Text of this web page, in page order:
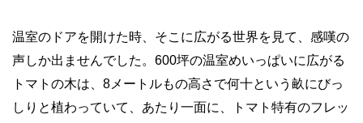
温室のドアを開けた時、そこに広がる世界を見て、感嘆の
声しか出ませんでした。600坪の温室めいっぱいに広がる
トマトの木は、8メートルもの高さで何十という畝にびっ
しりと植わっていて、あたり一面に、トマト特有のフレッ